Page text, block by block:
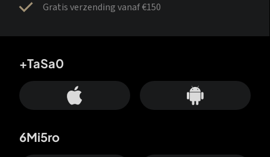
Gratis verzending vanaf €150
+TaSa0
6Mi5ro